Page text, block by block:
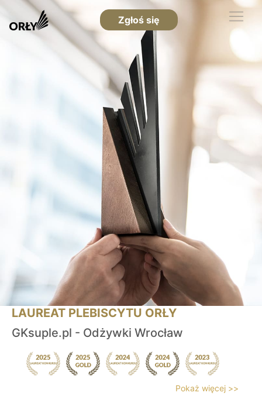
Zgłoś się
LAUREAT PLEBISCYTU ORŁY
GKsuple.pl - Odżywki Wrocław
Pokaż więcej >>